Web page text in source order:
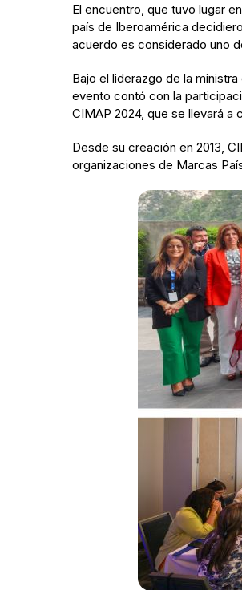
El encuentro, que tuvo lugar
país de Iberoamérica
acuerdo es considerado uno
Bajo el liderazgo de la
evento contó con la
CIMAP 2024, que se llevará a
Desde su creación en 2013,
organizaciones de Marcas